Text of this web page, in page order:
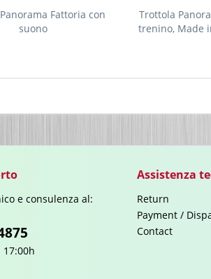
Fattoria con
suono
Trottola
trenino, Made
e consulenza al:
17:00h
Assistenza
Return
Payment /
Contact